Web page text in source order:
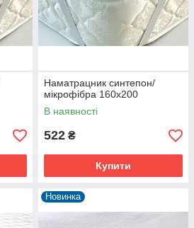
Наматрацник синтепон/
мікрофібра 160х200
В наявності
522 ₴
Купити
Новинка